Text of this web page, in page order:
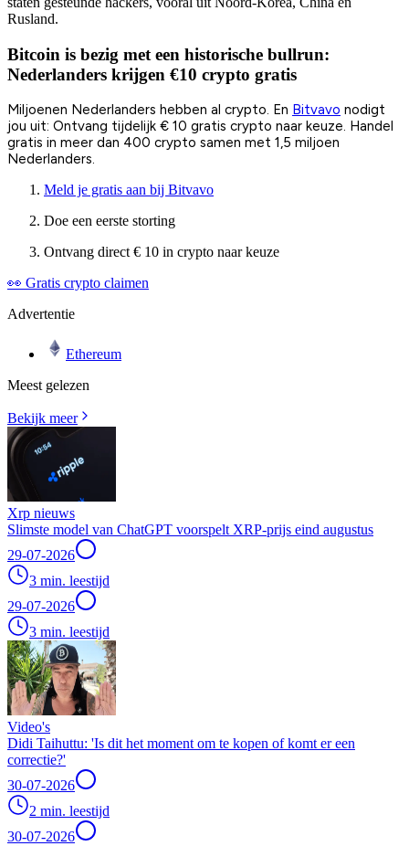
Rusland.
Bitcoin is bezig met een historische bullrun:
Nederlanders krijgen €10 crypto gratis
Miljoenen Nederlanders hebben al crypto. En Bitvavo nodigt
jou uit: Ontvang tijdelijk € 10 gratis crypto naar keuze. Handel
gratis in meer dan 400 crypto samen met 1,5 miljoen
Nederlanders.
Meld je gratis aan bij Bitvavo
Doe een eerste storting
Ontvang direct € 10 in crypto naar keuze
👀 Gratis crypto claimen
Advertentie
Ethereum
Meest gelezen
Bekijk meer
Xrp nieuws
Slimste model van ChatGPT voorspelt XRP-prijs eind augustus
29-07-2026
3 min. leestijd
29-07-2026
3 min. leestijd
Video's
Didi Taihuttu: 'Is dit het moment om te kopen of komt er een
correctie?'
30-07-2026
2 min. leestijd
30-07-2026